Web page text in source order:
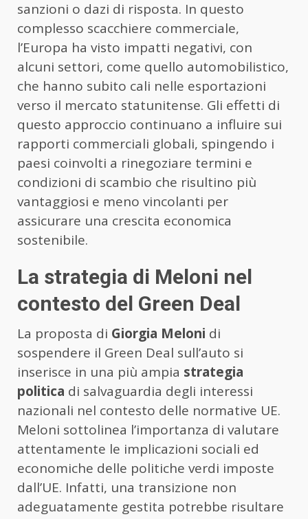
sanzioni o dazi di risposta. In questo
complesso scacchiere commerciale,
l’Europa ha visto impatti negativi, con
alcuni settori, come quello automobilistico,
che hanno subito cali nelle esportazioni
verso il mercato statunitense. Gli effetti di
questo approccio continuano a influire sui
rapporti commerciali globali, spingendo i
paesi coinvolti a rinegoziare termini e
condizioni di scambio che risultino più
vantaggiosi e meno vincolanti per
assicurare una crescita economica
sostenibile.
La strategia di Meloni nel
contesto del Green Deal
La proposta di Giorgia Meloni di
sospendere il Green Deal sull’auto si
inserisce in una più ampia strategia
politica di salvaguardia degli interessi
nazionali nel contesto delle normative UE.
Meloni sottolinea l’importanza di valutare
attentamente le implicazioni sociali ed
economiche delle politiche verdi imposte
dall’UE. Infatti, una transizione non
adeguatamente gestita potrebbe risultare